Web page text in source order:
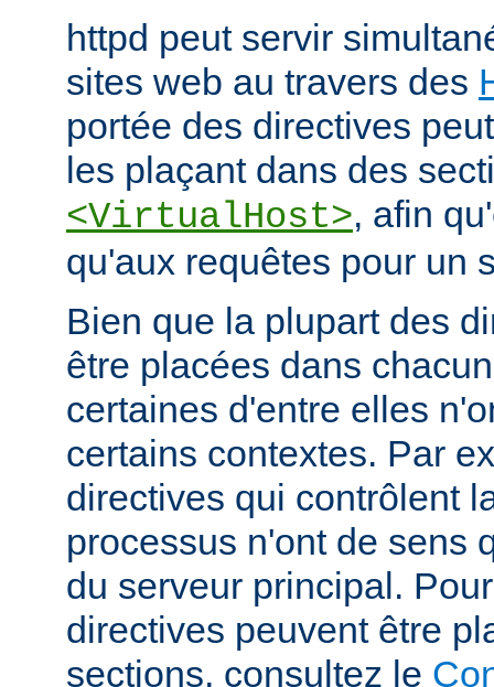
httpd peut servir
sites web au travers des
portée des directives
les plaçant dans des
<VirtualHost>, afin
qu'aux requêtes pour un
Bien que la plupart des
être placées dans
certaines d'entre elles
certains contextes. Par
directives qui contrôlent
processus n'ont de sens
du serveur principal.
directives peuvent être
sections, consultez le